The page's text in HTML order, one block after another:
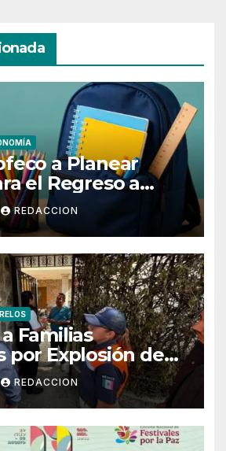
a Planear
el Regreso a
REDACCION
Familias
por Explosión de
Cuernavaca
REDACCION